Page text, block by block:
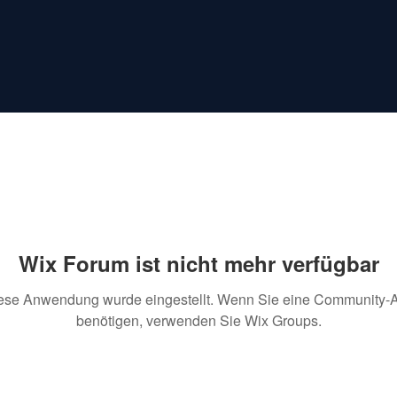
Wix Forum ist nicht mehr verfügbar
Anwendung wurde eingestellt. Wenn Sie eine Community-
benötigen, verwenden Sie Wix Groups.